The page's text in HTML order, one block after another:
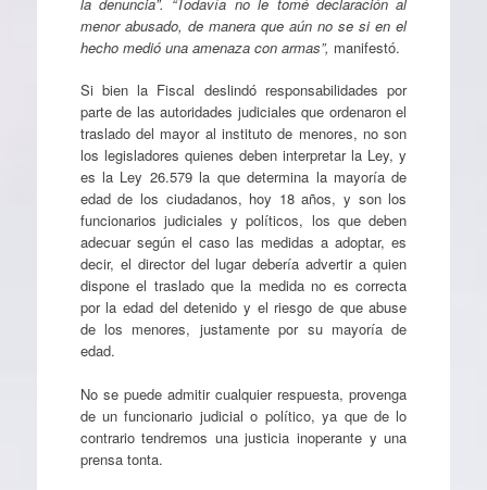
menor abusado, de manera que aún no se si en el
hecho medió una amenaza con armas”, manifestó.
Si bien la Fiscal deslindó responsabilidades por
parte de las autoridades judiciales que ordenaron el
traslado del mayor al instituto de menores, no son
los legisladores quienes deben interpretar la Ley, y
es la Ley 26.579 la que determina la mayoría de
edad de los ciudadanos, hoy 18 años, y son los
funcionarios judiciales y políticos, los que deben
adecuar según el caso las medidas a adoptar, es
decir, el director del lugar debería advertir a quien
dispone el traslado que la medida no es correcta
por la edad del detenido y el riesgo de que abuse
de los menores, justamente por su mayoría de
edad.
No se puede admitir cualquier respuesta, provenga
de un funcionario judicial o político, ya que de lo
contrario tendremos una justicia inoperante y una
prensa tonta.